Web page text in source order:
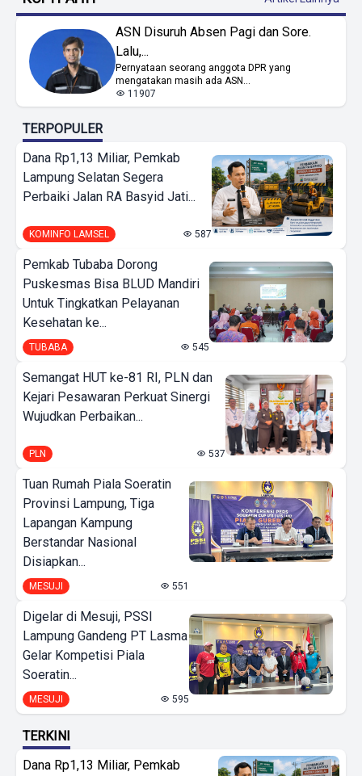
ASN Disuruh Absen Pagi dan Sore.
Lalu,...
Pernyataan seorang anggota DPR yang
mengatakan masih ada ASN...
11907
TERPOPULER
Dana Rp1,13 Miliar, Pemkab
Lampung Selatan Segera
Perbaiki Jalan RA Basyid Jati...
KOMINFO LAMSEL 587
Pemkab Tubaba Dorong
Puskesmas Bisa BLUD Mandiri
Untuk Tingkatkan Pelayanan
Kesehatan ke...
TUBABA 545
Semangat HUT ke-81 RI, PLN dan
Kejari Pesawaran Perkuat Sinergi
Wujudkan Perbaikan...
PLN 537
Tuan Rumah Piala Soeratin
Provinsi Lampung, Tiga
Lapangan Kampung
Berstandar Nasional
Disiapkan...
MESUJI 551
Digelar di Mesuji, PSSI
Lampung Gandeng PT Lasma
Gelar Kompetisi Piala
Soeratin...
MESUJI 595
TERKINI
Dana Rp1,13 Miliar, Pemkab